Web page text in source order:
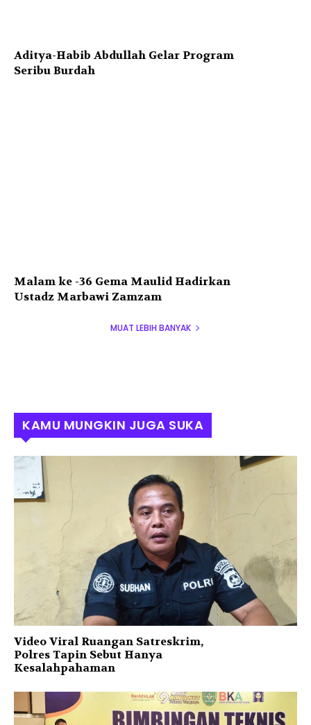
Aditya-Habib Abdullah Gelar Program
Seribu Burdah
Malam ke -36 Gema Maulid Hadirkan
Ustadz Marbawi Zamzam
MUAT LEBIH BANYAK
KAMU MUNGKIN JUGA SUKA
Video Viral Ruangan Satreskrim,
Polres Tapin Sebut Hanya
Kesalahpahaman